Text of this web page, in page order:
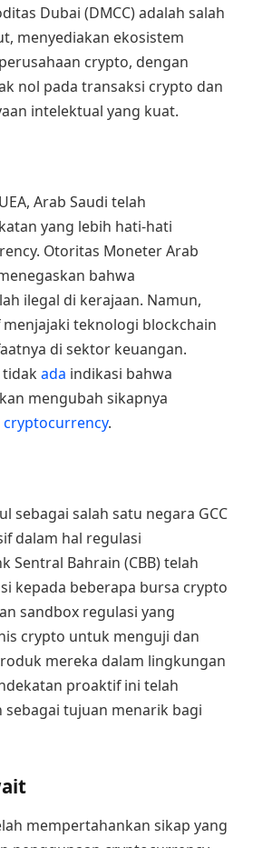
Dubai (DMCC) adalah salah
menyediakan ekosistem
crypto, dengan
nol pada transaksi crypto dan
intelektual yang kuat.
Arab Saudi telah
yang lebih hati-hati
Otoritas Moneter Arab
bahwa
ilegal di kerajaan. Namun,
teknologi blockchain
di sektor keuangan.
ada indikasi bahwa
mengubah sikapnya
cryptocurrency.
sebagai salah satu negara GCC
dalam hal regulasi
Sentral Bahrain (CBB) telah
kepada beberapa bursa crypto
sandbox regulasi yang
crypto untuk menguji dan
mereka dalam lingkungan
proaktif ini telah
sebagai tujuan menarik bagi
mempertahankan sikap yang